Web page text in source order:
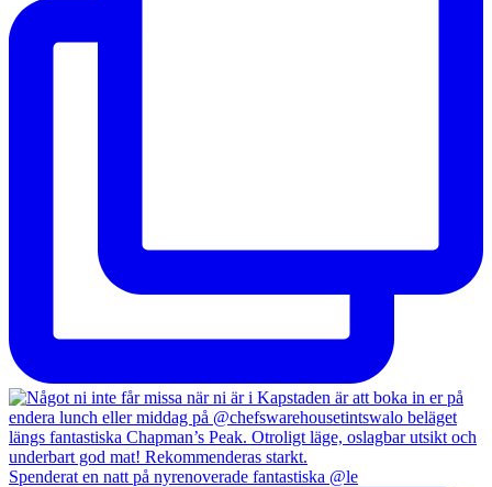
Spenderat en natt på nyrenoverade fantastiska @le